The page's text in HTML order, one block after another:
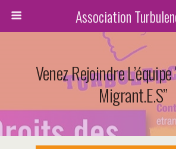
Association
Venez Rejoindre
Migrant.e.s”